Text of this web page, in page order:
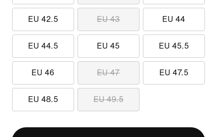
EU 42.5 EU 43 EU 44
EU 44.5 EU 45 EU 45.5
EU 46 EU 47 EU 47.5
EU 48.5 EU 49.5